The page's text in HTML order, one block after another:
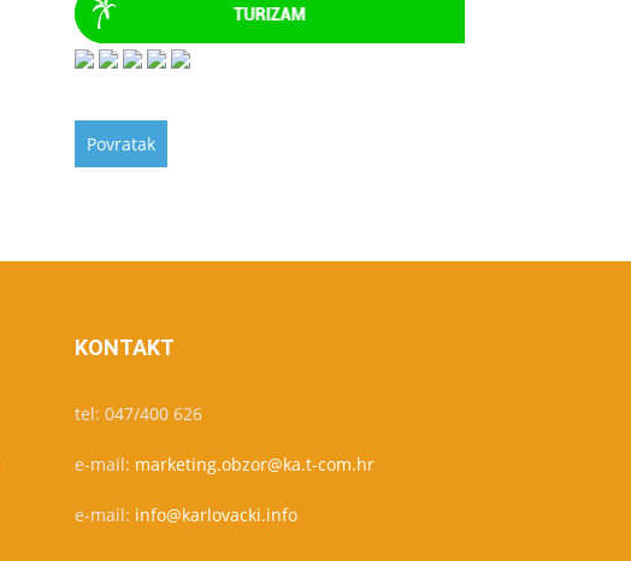
KONTAKT
tel: 047/400 626
e-mail: marketing.obzor@ka.t-com.hr
e-mail: info@karlovacki.info